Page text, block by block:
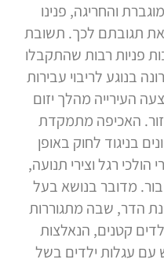
והחריגה, פנינו
את תגובתם לכך. תשובת
פניות רבות שהתקבלו
בנוגע לריבוי עבירות
העירייה מהלך יזום
האכיפה מתמקדת
בניגוד לחוק באופן
רגל וצירי תנועה,
מדובר בנושא בעל
הדר, שבה מתגוררות
קטנים, הנאלצות
עם עגלות ילדים בשל